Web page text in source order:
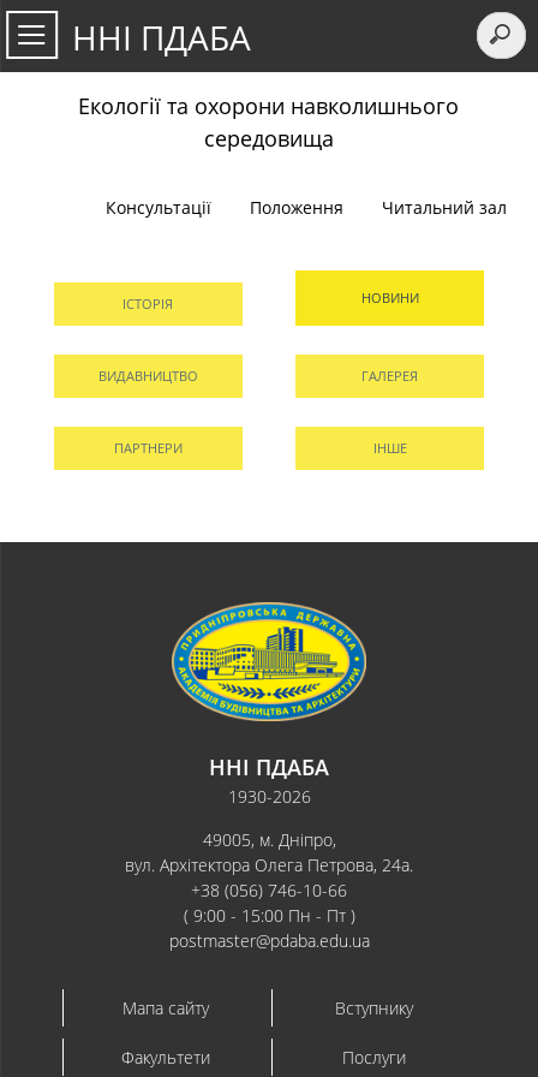
ННІ ПДАБА
Екології та охорони навколишнього
середовища
Консультації Положення Читальний зал
ІСТОРІЯ НОВИНИ
ВИДАВНИЦТВО ГАЛЕРЕЯ
ПАРТНЕРИ ІНШЕ
ННІ ПДАБА
1930-2026
49005, м. Дніпро,
вул. Архітектора Олега Петрова, 24а.
+38 (056) 746-10-66
( 9:00 - 15:00 Пн - Пт )
postmaster@pdaba.edu.ua
Мапа сайту Вступнику
Факультети Послуги